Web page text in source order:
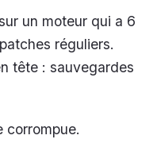
un moteur qui a 6
réguliers.
tête : sauvegardes
corrompue.